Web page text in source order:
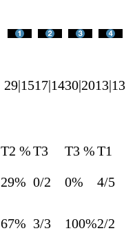
29|1517|1430|2013|13
T2 %T3 T3 %T1
29% 0/2 0% 4/5
67% 3/3 100%2/2